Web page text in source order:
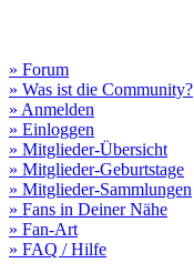
» Forum
» Was ist die Community?
» Anmelden
» Einloggen
» Mitglieder-Übersicht
» Mitglieder-Geburtstage
» Mitglieder-Sammlungen
» Fans in Deiner Nähe
» Fan-Art
» FAQ / Hilfe